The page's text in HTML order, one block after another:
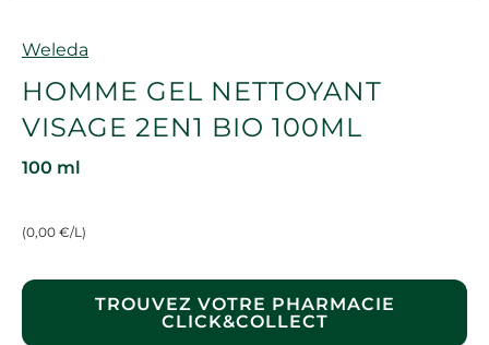
Marque
Weleda
HOMME GEL NETTOYANT
VISAGE 2EN1 BIO 100ML
100 ml
(0,00 €/L)
TROUVEZ VOTRE PHARMACIE
CLICK&COLLECT